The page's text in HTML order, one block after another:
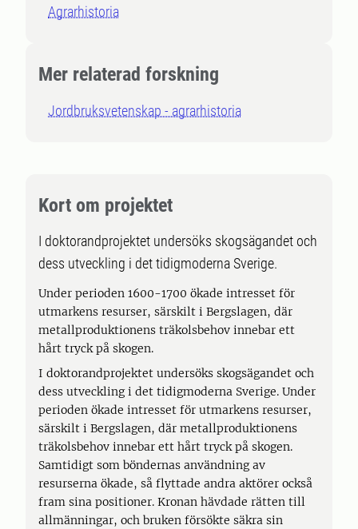
Agrarhistoria
Mer relaterad forskning
Jordbruksvetenskap - agrarhistoria
Kort om projektet
I doktorandprojektet undersöks skogsägandet och
dess utveckling i det tidigmoderna Sverige.
Under perioden 1600-1700 ökade intresset för
utmarkens resurser, särskilt i Bergslagen, där
metallproduktionens träkolsbehov innebar ett
hårt tryck på skogen.
I doktorandprojektet undersöks skogsägandet och
dess utveckling i det tidigmoderna Sverige. Under
perioden ökade intresset för utmarkens resurser,
särskilt i Bergslagen, där metallproduktionens
träkolsbehov innebar ett hårt tryck på skogen.
Samtidigt som böndernas användning av
resurserna ökade, så flyttade andra aktörer också
fram sina positioner. Kronan hävdade rätten till
allmänningar, och bruken försökte säkra sin